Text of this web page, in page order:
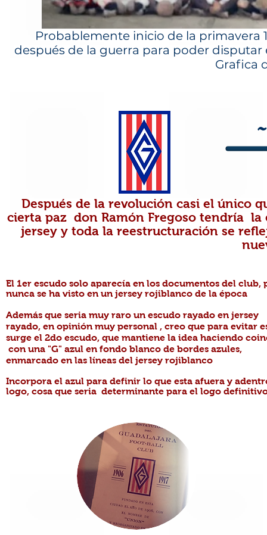
Probablemente inicio de la primavera
después de la guerra para poder disputar
Grafica
El 1er escudo solo aparecía en los documentos del club,
nunca se ha visto en un jersey rojiblanco de la época
Además que seria muy raro un escudo rayado en jersey
rayado, en opinión muy personal , creo que para evitar
surge el 2do escudo, que mantiene la idea haciendo
con una "G" azul en fondo blanco de bordes azules,
enmarcado en las líneas del jersey rojiblanco
Incorpora el azul para definir lo que esta afuera y
logo, cosa que seria determinante para el logo
Después de la revolución casi el único
cierta paz don Ramón Fregoso tendría
jersey y toda la reestructuración se